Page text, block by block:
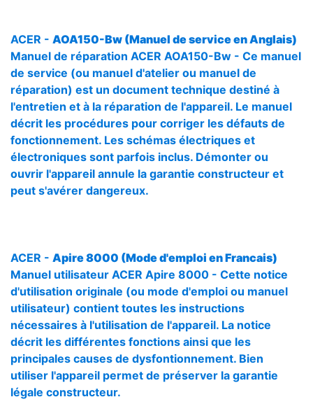
ACER - AOA150-Bw (Manuel de service en Anglais)
Manuel de réparation ACER AOA150-Bw - Ce manuel
de service (ou manuel d'atelier ou manuel de
réparation) est un document technique destiné à
l'entretien et à la réparation de l'appareil. Le manuel
décrit les procédures pour corriger les défauts de
fonctionnement. Les schémas électriques et
électroniques sont parfois inclus. Démonter ou
ouvrir l'appareil annule la garantie constructeur et
peut s'avérer dangereux.
ACER - Apire 8000 (Mode d'emploi en Francais)
Manuel utilisateur ACER Apire 8000 - Cette notice
d'utilisation originale (ou mode d'emploi ou manuel
utilisateur) contient toutes les instructions
nécessaires à l'utilisation de l'appareil. La notice
décrit les différentes fonctions ainsi que les
principales causes de dysfontionnement. Bien
utiliser l'appareil permet de préserver la garantie
légale constructeur.